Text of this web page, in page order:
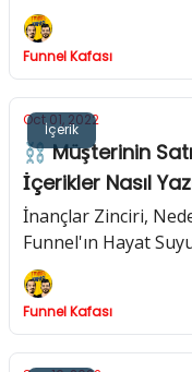
Funnel Kafası
İçerik
Oct 01, 2022
⛓ Müşterinin
İçerikler Nasıl
İnançlar Zinciri,
Funnel'ın Hayat
Funnel Kafası